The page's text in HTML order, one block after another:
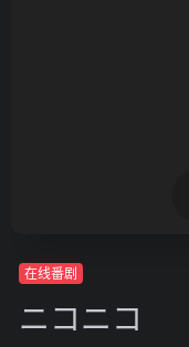
在线番剧
ニコニコ